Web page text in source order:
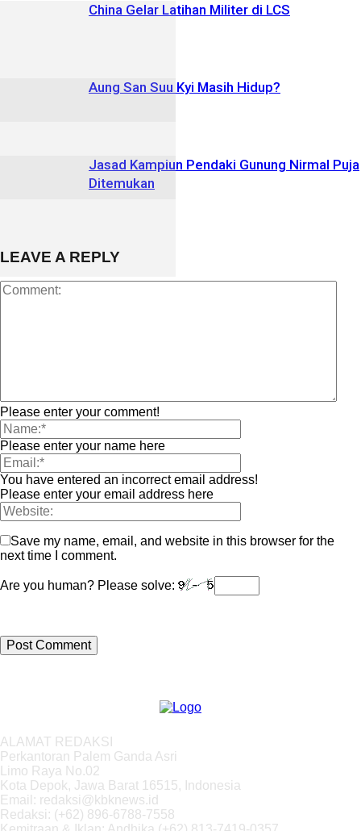
China Gelar Latihan Militer di LCS
Aung San Suu Kyi Masih Hidup?
Jasad Kampiun Pendaki Gunung Nirmal Puja
Ditemukan
LEAVE A REPLY
Please enter your comment!
Please enter your name here
You have entered an incorrect email address!
Please enter your email address here
Save my name, email, and website in this browser for the
next time I comment.
Are you human? Please solve:
ALAMAT REDAKSI
Perkantoran Palem Ganda Asri
Limo Raya No.02
Kota Depok, Jawa Barat 16515, Indonesia
Email: redaksi@kbknews.id
Redaksi: (+62) 896-6788-7558